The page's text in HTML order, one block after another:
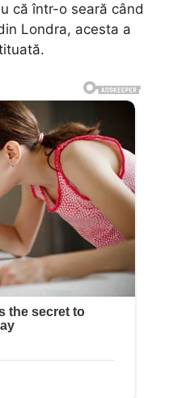
că într-o seară când
Londra, acesta a